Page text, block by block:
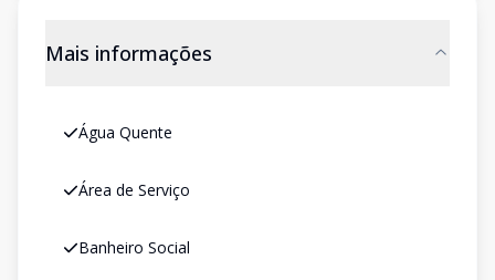
Mais informações
Água Quente
Área de Serviço
Banheiro Social